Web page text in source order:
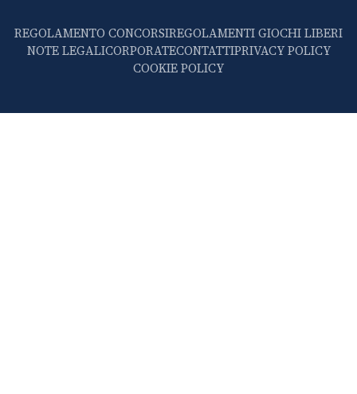
REGOLAMENTO CONCORSIREGOLAMENTI GIOCHI LIBERI
NOTE LEGALICORPORATECONTATTIPRIVACY POLICY
COOKIE POLICY